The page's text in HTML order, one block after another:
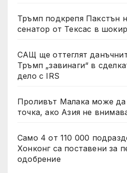
Тръмп подкрепя Пакстън
сенатор от Тексас в
САЩ ще оттеглят
Тръмп „завинаги“ в
дело с IRS
Проливът Малака може
точка, ако Азия не
Само 4 от 110 000
Хонконг са поставени за
одобрение